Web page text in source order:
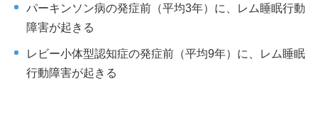
パーキンソン病の発症前（平均3年）に、レム睡眠行動
障害が起きる
レビー小体型認知症の発症前（平均9年）に、レム睡眠
行動障害が起きる